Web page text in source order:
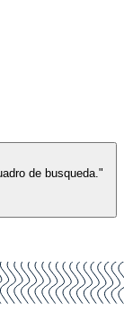
de busqueda."